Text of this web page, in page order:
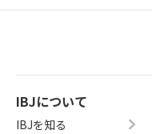
IBJについて
IBJを知る